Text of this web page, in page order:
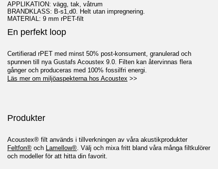
APPLIKATION: vägg, tak, våtrum
BRANDKLASS: B-s1,d0. Helt utan impregnering.
MATERIAL: 9 mm rPET-filt
En perfekt loop
Certifierad rPET med minst 50% post-konsument, granulerad och
spunnen till nya Gustafs Acoustex 9.0. Filten kan återvinnas flera
gånger och produceras med 100% fossilfri energi.
Läs mer om miljöaspekterna hos Acoustex >>
Produkter
Acoustex® filt används i tillverkningen av våra akustikprodukter
Feltfon® och Lamellow®. Välj och mixa fritt bland våra många filtkulörer
och modeller för att hitta din favorit.